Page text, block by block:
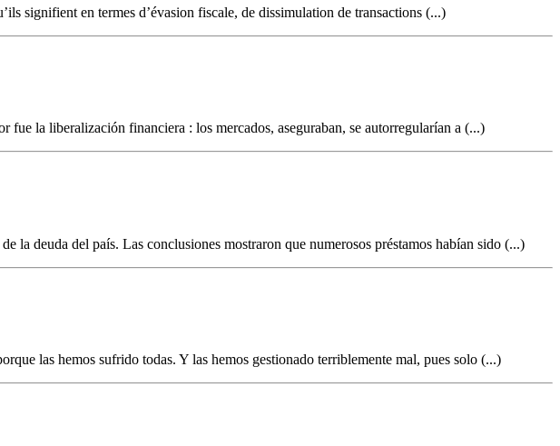
signifient en termes d’évasion fiscale, de dissimulation de transactions (...)
la liberalización financiera : los mercados, aseguraban, se autorregularían a (...)
la deuda del país. Las conclusiones mostraron que numerosos préstamos habían sido (...)
las hemos sufrido todas. Y las hemos gestionado terriblemente mal, pues solo (...)